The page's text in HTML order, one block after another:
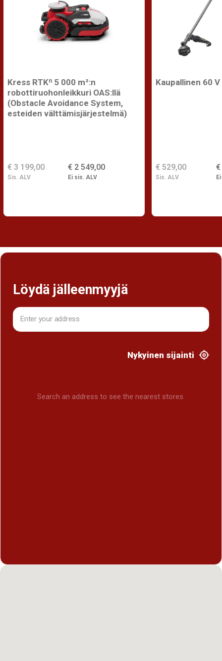
Kress RTKⁿ 5 000 m²:n
robottiruohonleikkuri OAS:llä
(Obstacle Avoidance System,
esteiden välttämisjärjestelmä)
€ 2 549,00
Ei sis. ALV
€ 3 199,00
Sis. ALV
Kaupallinen 60
€
€ 529,00
Sis. ALV
Löydä jälleenmyyjä
Nykyinen sijainti
Search an address to see the nearest stores.